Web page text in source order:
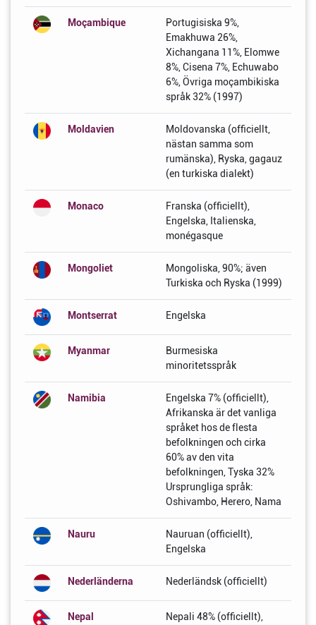
Moçambique
Portugisiska 9%,
Emakhuwa 26%,
Xichangana 11%, Elomwe
8%, Cisena 7%, Echuwabo
6%, Övriga moçambikiska
språk 32% (1997)
Moldavien
Moldovanska (officiellt,
nästan samma som
rumänska), Ryska, gagauz
(en turkiska dialekt)
Monaco
Franska (officiellt),
Engelska, Italienska,
monégasque
Mongoliet
Mongoliska, 90%; även
Turkiska och Ryska (1999)
Montserrat Engelska
Myanmar
Burmesiska
minoritetsspråk
Namibia
Engelska 7% (officiellt),
Afrikanska är det vanliga
språket hos de flesta
befolkningen och cirka
60% av den vita
befolkningen, Tyska 32%
Ursprungliga språk:
Oshivambo, Herero, Nama
Nauru
Nauruan (officiellt),
Engelska
Nederländerna Nederländsk (officiellt)
Nepal
Nepali 48% (officiellt),